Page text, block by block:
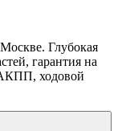
Глубокая
гарантия на
АКПП, ходовой